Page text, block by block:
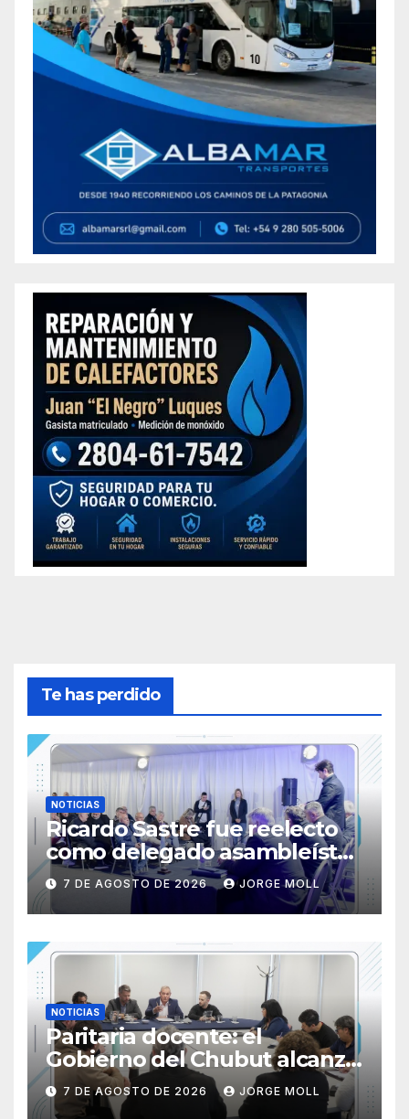
Te has perdido
NOTICIAS
Ricardo Sastre fue reelecto
como delegado asambleísta
de la Primera Nacional en
AFA
7 DE AGOSTO DE 2026 JORGE MOLL
NOTICIAS
Paritaria docente: el
Gobierno del Chubut alcanzó
un acuerdo salarial con los
gremios del sector
7 DE AGOSTO DE 2026 JORGE MOLL